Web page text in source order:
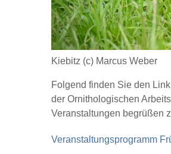
Kiebitz (c) Marcus Weber
Folgend finden Sie den
der Ornithologischen
Veranstaltungen begrüßen
Veranstaltungsprogramm